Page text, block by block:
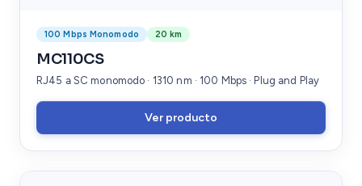
100 Mbps Monomodo 20 km
MC110CS
RJ45 a SC monomodo · 1310 nm · 100 Mbps · Plug and Play
Ver producto